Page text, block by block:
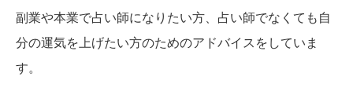
副業や本業で占い師になりたい方、占い師でなくても自
分の運気を上げたい方のためのアドバイスをしていま
す。